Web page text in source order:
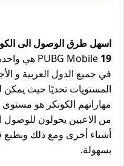
اسهل طرق الوصول الى
19
في جميع الدول العربية و
المستويات تحديًا حيث
مهاراتهم الكونكر هو
من الاعبين يحولون للوصول
أشياء أخرى ومع ذلك وبطبع
بسهولة.